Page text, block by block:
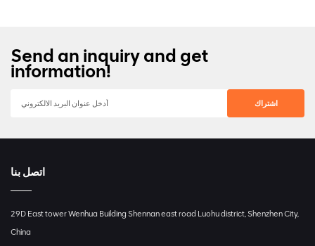
Send an inquiry and get
information!
اتصل بنا
29D East tower Wenhua Building Shennan east road Luohu district, Shenzhen City,
China